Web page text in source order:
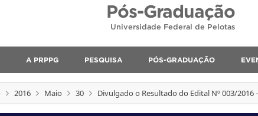
Pós-Graduação
Universidade Federal de Pelotas
A PRPPG PESQUISA PÓS-GRADUAÇÃO
2016 Maio 30 Divulgado o Resultado do Edital Nº 003/